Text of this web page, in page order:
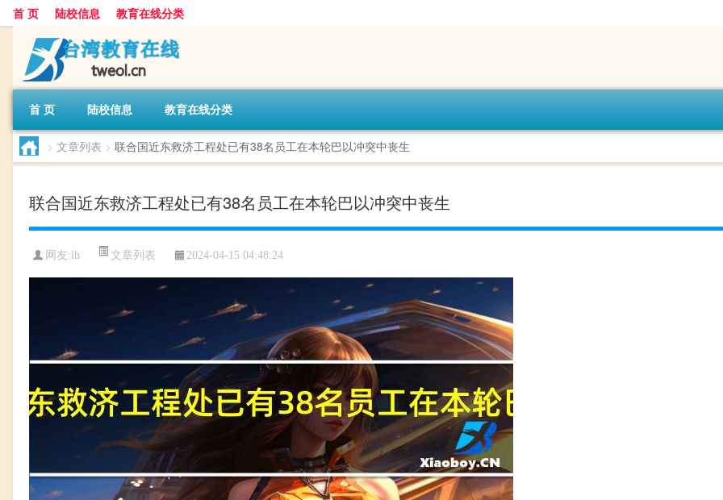
首 页 陆校信息 教育在线分类
首 页 陆校信息 教育在线分类
> 文章列表 > 联合国近东救济工程处已有38名员工在本轮巴以冲突中丧生
联合国近东救济工程处已有38名员工在本轮巴以冲突中丧生
网友: lh 文章列表 2024-04-15 04:48:24